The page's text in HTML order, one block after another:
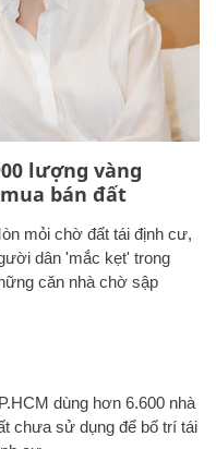
lượng vàng
bán đất
mỏi chờ đất tái định cư,
dân 'mắc kẹt' trong
căn nhà chờ sập
dùng hơn 6.600 nhà
chưa sử dụng để bố trí tái